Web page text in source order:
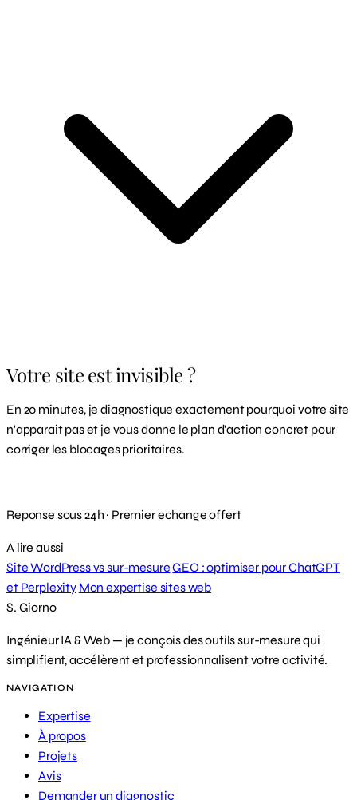
Votre site est invisible ?
En 20 minutes, je diagnostique exactement pourquoi votre site
n'apparait pas et je vous donne le plan d'action concret pour
corriger les blocages prioritaires.
Reponse sous 24h · Premier echange offert
A lire aussi
Site WordPress vs sur-mesureGEO : optimiser pour ChatGPT
et Perplexity Mon expertise sites web
S. Giorno
Ingénieur IA & Web — je conçois des outils sur-mesure qui
simplifient, accélèrent et professionnalisent votre activité.
NAVIGATION
Expertise
À propos
Projets
Avis
Demander un diagnostic